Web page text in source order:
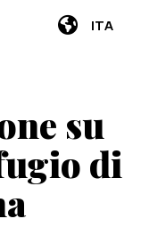
ITA
su
di